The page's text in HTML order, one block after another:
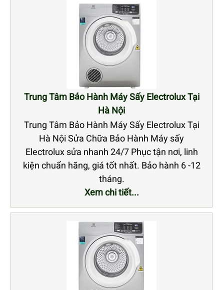
Trung Tâm Bảo Hành Máy Sấy Electrolux Tại
Hà Nội
Trung Tâm Bảo Hành Máy Sấy Electrolux Tại
Hà Nội Sửa Chữa Bảo Hành Máy sấy
Electrolux sửa nhanh 24/7 Phục tận nơi, linh
kiện chuẩn hãng, giá tốt nhất. Bảo hành 6 -12
tháng.
Xem chi tiết...